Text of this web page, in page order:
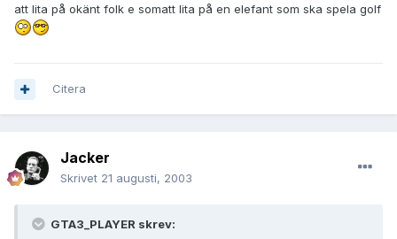
att lita på okänt folk e somatt lita på en elefant som ska spela golf
Citera
Jacker
Skrivet 21 augusti, 2003
GTA3_PLAYER skrev: